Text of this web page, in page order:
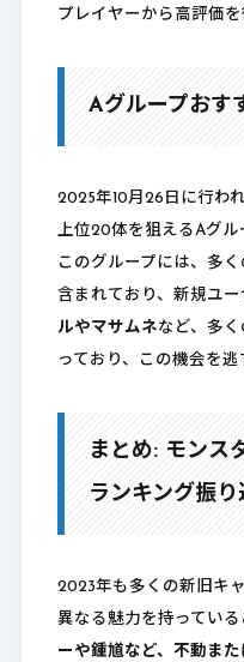
プレイヤーから高評価を
Aグループおす
2025年10月26日に行わ
上位20体を狙えるAグル
このグループには、多
含まれており、新規ユー
ルやマサムネなど、多
っており、この機会を逃
まとめ: モンス
ランキング振り
2023年も多くの新旧キ
異なる魅力を持っている
ーや鍾馗など、不動ま